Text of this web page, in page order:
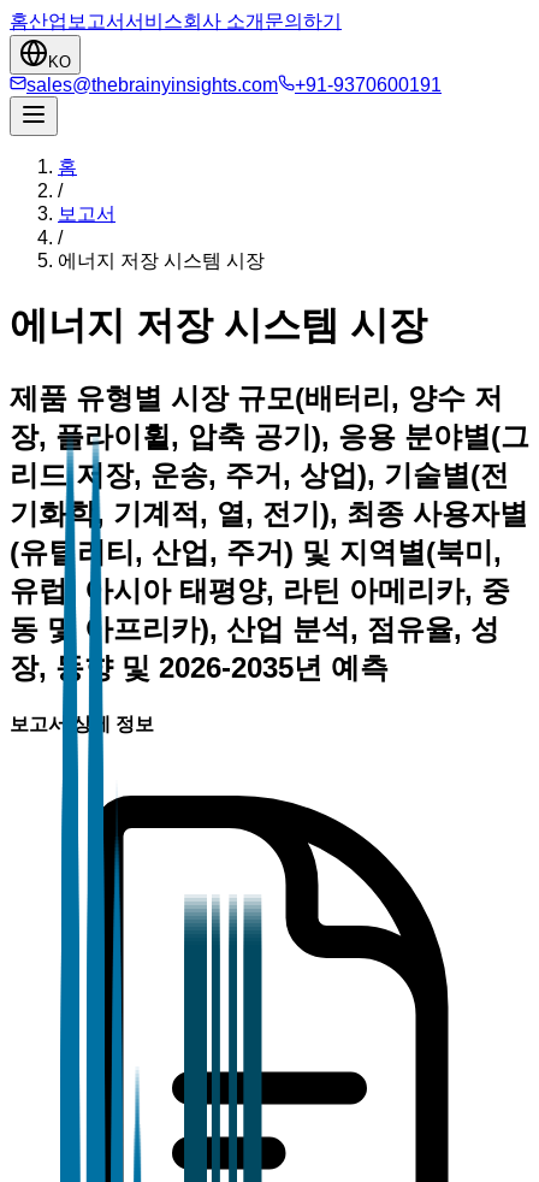
홈산업 보고서서비스회사 소개 문의하기
KO
sales@thebrainyinsights.com +91-9370600191
홈
/
보고서
/
에너지 저장 시스템 시장
에너지 저장 시스템 시장
제품 유형별 시장 규모(배터리, 양수 저
장, 플라이휠, 압축 공기), 응용 분야별(그
리드 저장, 운송, 주거, 상업), 기술별(전
기화학, 기계적, 열, 전기), 최종 사용자별
(유틸리티, 산업, 주거) 및 지역별(북미,
유럽, 아시아 태평양, 라틴 아메리카, 중
동 및 아프리카), 산업 분석, 점유율, 성
장, 동향 및 2026-2035년 예측
보고서 상세 정보